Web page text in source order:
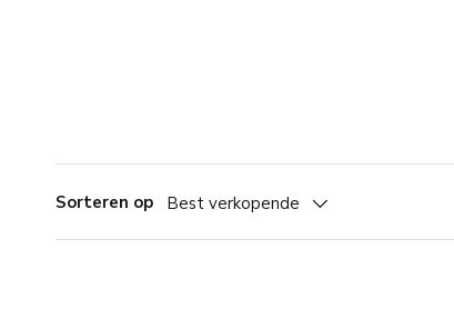
Sorteren op Best verkopende